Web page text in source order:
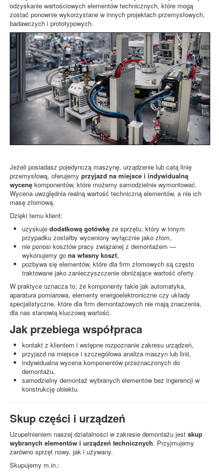
odzyskanie wartościowych elementów technicznych, które mogą
zostać ponownie wykorzystane w innych projektach przemysłowych,
badawczych i prototypowych.
Jeżeli posiadasz pojedynczą maszynę, urządzenie lub całą linię
przemysłową, oferujemy przyjazd na miejsce i indywidualną
wycenę komponentów, które możemy samodzielnie wymontować.
Wycena uwzględnia realną wartość techniczną elementów, a nie ich
masę złomową.
Dzięki temu klient:
uzyskuje dodatkową gotówkę ze sprzętu, który w innym
przypadku zostałby wyceniony wyłącznie jako złom,
nie ponosi kosztów pracy związanej z demontażem —
wykonujemy go na własny koszt,
pozbywa się elementów, które dla firm złomowych są często
traktowane jako zanieczyszczenie obniżające wartość oferty.
W praktyce oznacza to, że komponenty takie jak automatyka,
aparatura pomiarowa, elementy energoelektroniczne czy układy
specjalistyczne, które dla firm demontażowych nie mają znaczenia,
dla nas stanowią kluczową wartość.
Jak przebiega współpraca
kontakt z klientem i wstępne rozpoznanie zakresu urządzeń,
przyjazd na miejsce i szczegółowa analiza maszyn lub linii,
indywidualna wycena komponentów przeznaczonych do
demontażu,
samodzielny demontaż wybranych elementów bez ingerencji w
konstrukcję obiektu.
Skup części i urządzeń
Uzupełnieniem naszej działalności w zakresie demontażu jest skup
wybranych elementów i urządzeń technicznych. Przyjmujemy
zarówno sprzęt nowy, jak i używany.
Skupujemy m.in.: